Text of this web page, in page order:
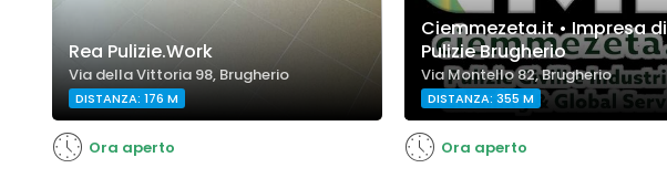
Rea Pulizie.Work
Via della Vittoria 98, Brugherio
DISTANZA: 176 M
Ora aperto
Ciemmezeta.it • Impresa di
Pulizie Brugherio
Via Montello 82, Brugherio
DISTANZA: 355 M
Ora aperto